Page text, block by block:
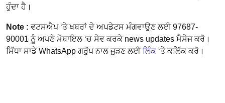
ਹੁੰਦਾ ਹੈ।
Note : ਵਟਸਐਪ ‘ਤੇ ਖਬਰਾਂ ਦੇ ਅਪਡੇਟਸ ਮੰਗਵਾਉਣ ਲਈ 97687-
90001 ਨੂੰ ਅਪਣੇ ਮੋਬਾਇਲ ‘ਚ ਸੇਵ ਕਰਕੇ news updates ਮੈਸੇਜ ਕਰੋ।
ਸਿੱਧਾ ਸਾਡੇ WhatsApp ਗਰੁੱਪ ਨਾਲ ਜੁੜਣ ਲਈ ਲਿੰਕ‘ਤੇ ਕਲਿੱਕ ਕਰੋ।